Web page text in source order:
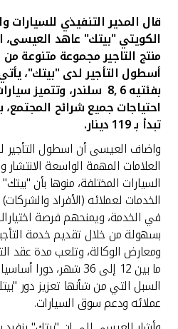
مواقع الفروع وأجهزة الصرف
ألمانيا
ماليزيا
تركيا
مصر
المملكة المتحدة
مملكة البحرين
قال المدير التنفيذي
الكويتي "بيتك" عاهد العيسى،
منتج التاجير مجموعة متنوعة
أسطول التأجير لدى "بيتك"،
بفئتيه6 ,8 سلندر، وتتميز
احتياجات جميع شرائح
تبدأ بـ119دينار.
واضاف العيسى أن اسطول
السيارات المختلفة، منوها بأن
الخدمات لعملائه (الأفراد
في الخدمة، ويمنحهم فرصة
بسهولة من خلال تقديم خدمة
ومعارض الوكالة، وتلعب مدة عقد
ما بين 12 إلى 36 شهر،
السبل التي من شأنها تعزيز دور
عملائه ودعم سوق السيارات.